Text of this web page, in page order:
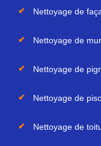
Nettoyage de
Nettoyage de
Nettoyage de
Nettoyage de
Nettoyage de